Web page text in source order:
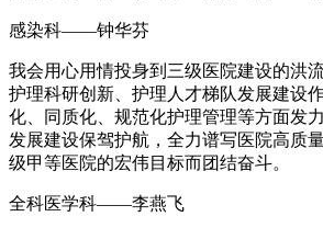
感染科——钟华芬
我会用心用情投身到三级医院建设的洪
护理科研创新、护理人才梯队发展建设
化、同质化、规范化护理管理等方面发
发展建设保驾护航，全力谱写医院高质
级甲等医院的宏伟目标而团结奋斗。
全科医学科——李燕飞